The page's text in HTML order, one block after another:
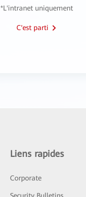
*L'intranet uniquement
C'est parti
Liens rapides
Corporate
Security Bulletins